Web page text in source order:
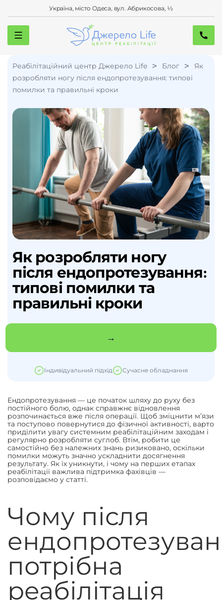
Україна, місто Одеса, вул. Абрикосова, ½
Реабілітаційний центр Джерело Life > Блог > Як
розробляти ногу після ендопротезування: типові
помилки та правильні кроки
Як розробляти ногу
після ендопротезування:
типові помилки та
правильні кроки
→
Індивідуальний підхід Сучасне обладнання
Ендопротезування — це початок шляху до руху без
постійного болю, однак справжнє відновлення
розпочинається вже після операції. Щоб зміцнити м’язи
та поступово повернутися до фізичної активності, варто
приділити увагу системним реабілітаційним заходам і
регулярно розробляти суглоб. Втім, робити це
самостійно без належних знань ризиковано, оскільки
помилки можуть значно ускладнити досягнення
результату. Як їх уникнути, і чому на перших етапах
реабілітації важлива підтримка фахівців —
розповідаємо у статті.
Чому після
потрібна
реабілітація